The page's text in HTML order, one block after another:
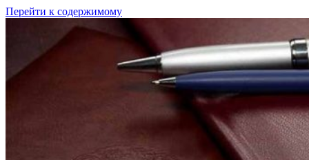
Перейти к содержимому